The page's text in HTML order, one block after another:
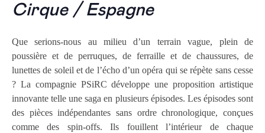
Cirque / Espagne
Que serions-nous au milieu d’un terrain vague, plein de
poussière et de perruques, de ferraille et de chaussures, de
lunettes de soleil et de l’écho d’un opéra qui se répète sans cesse
? La compagnie PSiRC développe une proposition artistique
innovante telle une saga en plusieurs épisodes. Les épisodes sont
des pièces indépendantes sans ordre chronologique, conçues
comme des spin-offs. Ils fouillent l’intérieur de chaque